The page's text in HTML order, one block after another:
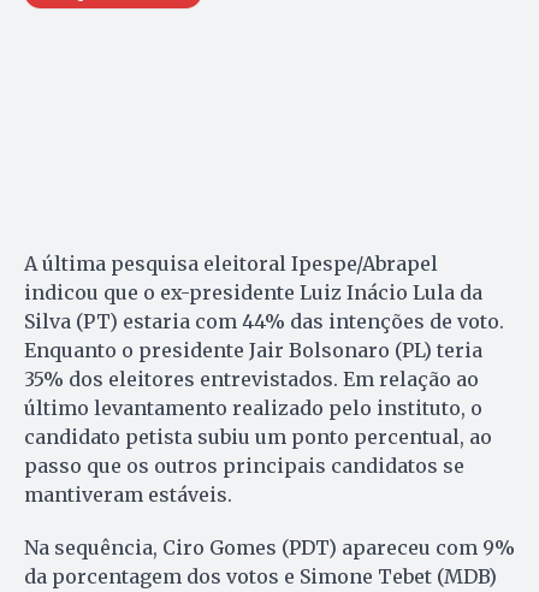
A última pesquisa eleitoral Ipespe/Abrapel
indicou que o ex-presidente Luiz Inácio Lula da
Silva (PT) estaria com 44% das intenções de voto.
Enquanto o presidente Jair Bolsonaro (PL) teria
35% dos eleitores entrevistados. Em relação ao
último levantamento realizado pelo instituto, o
candidato petista subiu um ponto percentual, ao
passo que os outros principais candidatos se
mantiveram estáveis.
Na sequência, Ciro Gomes (PDT) apareceu com 9%
da porcentagem dos votos e Simone Tebet (MDB)